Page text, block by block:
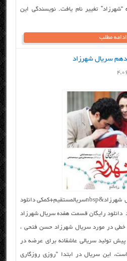
تغییر نام یافت. نویسندگی این
ادامه مطلب
سریال شهرزاد
دانلودان قسمت هفدهم سریال شهرزاد&nbspسریالمستقیم+کمکی دانلود
شهرزاد دانلود رایگان قسمت هفده سریال شهرزاد
خطی در مورد سریال شهرزاد حسن فتحی ،
پیش تولید سریالی عاشقانه برای عرضه در
این سریال در ابتدا “روزی روزگاری